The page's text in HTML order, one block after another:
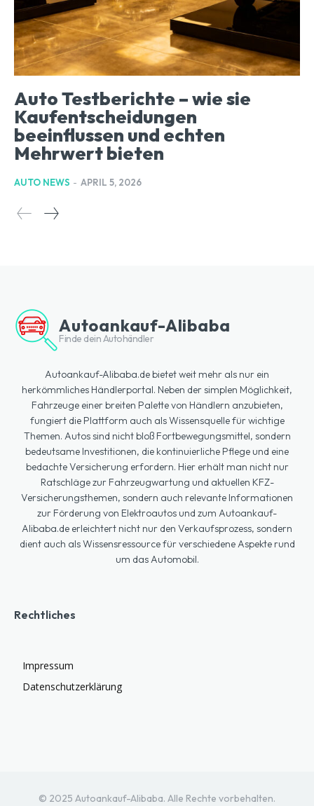
Auto Testberichte – wie sie
Kaufentscheidungen
beeinflussen und echten
Mehrwert bieten
AUTO NEWS - APRIL 5, 2026
Autoankauf-Alibaba
Finde dein Autohändler
Autoankauf-Alibaba.de bietet weit mehr als nur ein
herkömmliches Händlerportal. Neben der simplen Möglichkeit,
Fahrzeuge einer breiten Palette von Händlern anzubieten,
fungiert die Plattform auch als Wissensquelle für wichtige
Themen. Autos sind nicht bloß Fortbewegungsmittel, sondern
bedeutsame Investitionen, die kontinuierliche Pflege und eine
bedachte Versicherung erfordern. Hier erhält man nicht nur
Ratschläge zur Fahrzeugwartung und aktuellen KFZ-
Versicherungsthemen, sondern auch relevante Informationen
zur Förderung von Elektroautos und zum Autoankauf-
Alibaba.de erleichtert nicht nur den Verkaufsprozess, sondern
dient auch als Wissensressource für verschiedene Aspekte rund
um das Automobil.
Rechtliches
Impressum
Datenschutzerklärung
© 2025 Autoankauf-Alibaba. Alle Rechte vorbehalten.